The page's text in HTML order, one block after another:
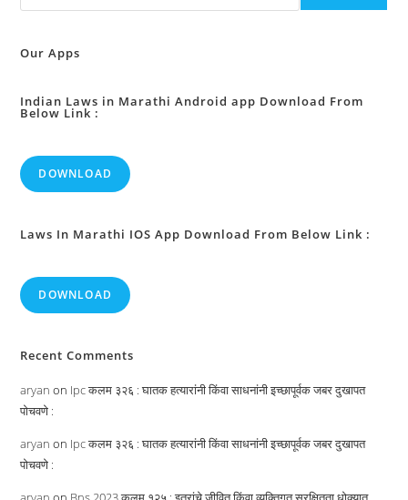
Our Apps
Indian Laws in Marathi Android app Download From
Below Link :
DOWNLOAD
Laws In Marathi IOS App Download From Below Link :
DOWNLOAD
Recent Comments
aryan on Ipc कलम ३२६ : घातक हत्यारांनी किंवा साधनांनी इच्छापूर्वक जबर दुखापत
पोचवणे :
aryan on Ipc कलम ३२६ : घातक हत्यारांनी किंवा साधनांनी इच्छापूर्वक जबर दुखापत
पोचवणे :